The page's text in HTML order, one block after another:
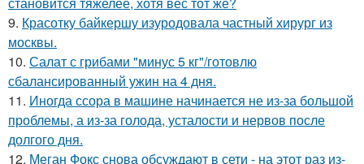
9. Красотку байкершу изуродовала частный хирург из
москвы.
10. Салат с грибами "минус 5 кг"/готовлю
сбалансированный ужин на 4 дня.
11. Иногда ссора в машине начинается не из-за большой
проблемы, а из-за голода, усталости и нервов после
долгого дня.
12. Меган Фокс снова обсуждают в сети - на этот раз из-